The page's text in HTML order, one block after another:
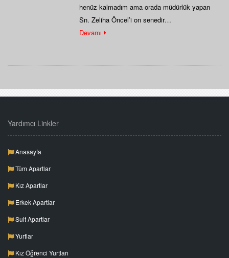
henüz kalmadım ama orada müdürlük yapan
Sn. Zeliha Öncel’i on senedir
tanıyorum.Eskişehire sınava hazırlanmak için…
Devamı
Yardımcı Linkler
Anasayfa
Tüm Apartlar
Kız Apartlar
Erkek Apartlar
Suit Apartlar
Yurtlar
Kız Öğrenci Yurtları